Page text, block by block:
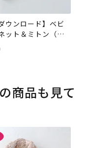
ウンロード】ベビ
ット＆ミトン（レ
商品も見て